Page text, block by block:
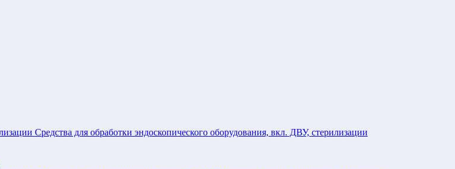
Средства для обработки эндоскопического оборудования, вкл. ДВУ, стерилизации